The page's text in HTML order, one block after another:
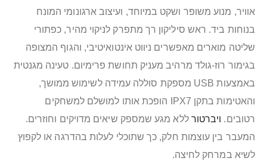
אוויר, מנוע משופר ושקט במיוחד, ועיצוב ארגונומי המונח
בנוחות ביד. ראש סיליקון רך מתפרק לניקוי מהיר, כפתורי
שליטה מוארים מאפשרים ניווט אינטואיטיבי, והגוף המצופה
בגימור רוז-גולד מרהיב מעניק תחושת פרימיום. טעינה מגנטית
באמצעות USB מספקת סוללה עמידה לשימוש ממושך,
והאטימות בתקן IPX7 הופכת אותו למושלם למשחקים
רטובים. ויברטור ללא מגע שמספק שיאים מדויקים וחוזרים.
המעבר בין עוצמות חלק, כך שתוכלי לעלות בהדרגה או לקפוץ
לשיא במרחק לחיצה.